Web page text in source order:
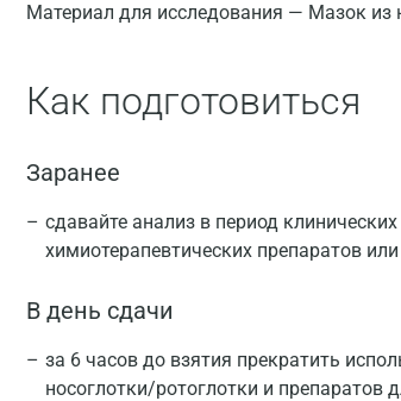
Материал для исследования — Мазок из
Как подготовиться
Заранее
сдавайте анализ в период
химиотерапевтических препаратов
В день сдачи
за 6 часов до взятия прекратить
носоглотки/ротоглотки и препаратов